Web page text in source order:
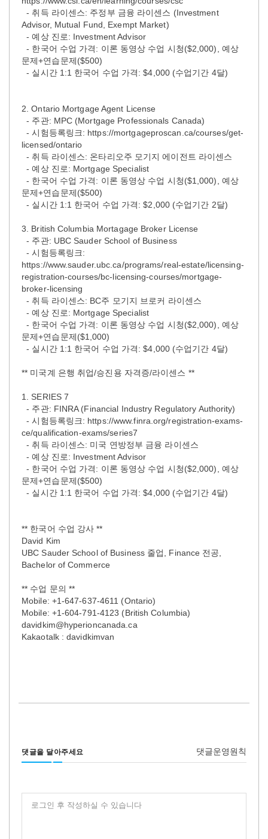
- 취득 라이센스: 주정부 금융 라이센스 (Investment
Advisor, Mutual Fund, Exempt Market)
- 예상 진로: Investment Advisor
- 한국어 수업 가격: 이론 동영상 수업 시청($2,000), 예상
문제+연습문제($500)
- 실시간 1:1 한국어 수업 가격: $4,000 (수업기간 4달)
2. Ontario Mortgage Agent License
- 주관: MPC (Mortgage Professionals Canada)
- 시험등록링크: https://mortgageproscan.ca/courses/get-
licensed/ontario
- 취득 라이센스: 온타리오주 모기지 에이전트 라이센스
- 예상 진로: Mortgage Specialist
- 한국어 수업 가격: 이론 동영상 수업 시청($1,000), 예상
문제+연습문제($500)
- 실시간 1:1 한국어 수업 가격: $2,000 (수업기간 2달)
3. British Columbia Mortagage Broker License
- 주관: UBC Sauder School of Business
- 시험등록링크:
https://www.sauder.ubc.ca/programs/real-estate/licensing-
registration-courses/bc-licensing-courses/mortgage-
broker-licensing
- 취득 라이센스: BC주 모기지 브로커 라이센스
- 예상 진로: Mortgage Specialist
- 한국어 수업 가격: 이론 동영상 수업 시청($2,000), 예상
문제+연습문제($1,000)
- 실시간 1:1 한국어 수업 가격: $4,000 (수업기간 4달)
** 미국계 은행 취업/승진용 자격증/라이센스 **
1. SERIES 7
- 주관: FINRA (Financial Industry Regulatory Authority)
- 시험등록링크: https://www.finra.org/registration-exams-
ce/qualification-exams/series7
- 취득 라이센스: 미국 연방정부 금융 라이센스
- 예상 진로: Investment Advisor
- 한국어 수업 가격: 이론 동영상 수업 시청($2,000), 예상
문제+연습문제($500)
- 실시간 1:1 한국어 수업 가격: $4,000 (수업기간 4달)
** 한국어 수업 강사 **
David Kim
UBC Sauder School of Business 줄업, Finance 전공,
Bachelor of Commerce
** 수업 문의 **
Mobile: +1-647-637-4611 (Ontario)
Mobile: +1-604-791-4123 (British Columbia)
davidkim@hyperioncanada.ca
Kakaotalk : davidkimvan
댓글을 달아주세요 댓글운영원칙
로그인 후 작성하실 수 있습니다